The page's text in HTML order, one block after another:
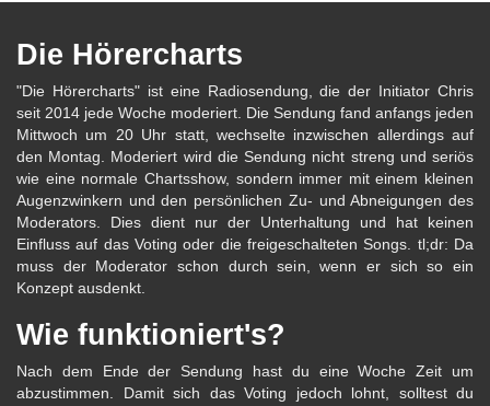
Die Hörercharts
"Die Hörercharts" ist eine Radiosendung, die der Initiator Chris
seit 2014 jede Woche moderiert. Die Sendung fand anfangs jeden
Mittwoch um 20 Uhr statt, wechselte inzwischen allerdings auf
den Montag. Moderiert wird die Sendung nicht streng und seriös
wie eine normale Chartsshow, sondern immer mit einem kleinen
Augenzwinkern und den persönlichen Zu- und Abneigungen des
Moderators. Dies dient nur der Unterhaltung und hat keinen
Einfluss auf das Voting oder die freigeschalteten Songs. tl;dr: Da
muss der Moderator schon durch sein, wenn er sich so ein
Konzept ausdenkt.
Wie funktioniert's?
Nach dem Ende der Sendung hast du eine Woche Zeit um
abzustimmen. Damit sich das Voting jedoch lohnt, solltest du